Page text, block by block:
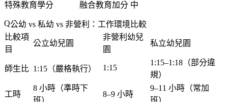
特殊教育學分
融合教育加分 中
公幼 vs 私幼 vs 非營利：工作環境比較
比較項
目
公立幼兒園
非營利幼兒
園
私立幼兒園
師生比 1:15（嚴格執行） 1:15
1:15–1:18（部分違
規）
工時
8 小時（準時下
8–9 小時
9–11 小時（常加